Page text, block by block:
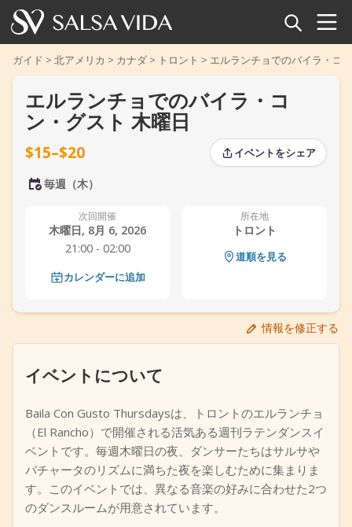
ホーム
イベント
ニュース
記事
サルサ用語集
イベントを追加
ガイド > 北アメリカ > カナダ > トロント > エルランチョでのバイラ・コ
‹
‹
エルランチョでのバイラ・コ
ン・グスト 木曜日
$15–$20 イベントをシェア
毎週（木）
次回開催
木曜日, 8月 6, 2026
21:00 - 02:00
カレンダーに追加
所在地
トロント
道順を見る
情報を修正する
イベントについて
Baila Con Gusto Thursdaysは、トロントのエルランチョ
（El Rancho）で開催される活気ある週刊ラテンダンスイ
ベントです。毎週木曜日の夜、ダンサーたちはサルサや
バチャータのリズムに満ちた夜を楽しむために集まりま
す。このイベントでは、異なる音楽の好みに合わせた2つ
のダンスルームが用意されています。